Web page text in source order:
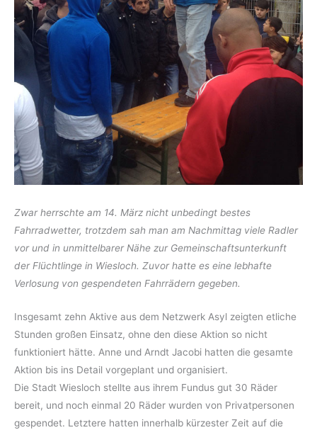
Zwar herrschte am 14. März nicht unbedingt bestes
Fahrradwetter, trotzdem sah man am Nachmittag viele Radler
vor und in unmittelbarer Nähe zur Gemeinschaftsunterkunft
der Flüchtlinge in Wiesloch. Zuvor hatte es eine lebhafte
Verlosung von gespendeten Fahrrädern gegeben.
Insgesamt zehn Aktive aus dem Netzwerk Asyl zeigten etliche
Stunden großen Einsatz, ohne den diese Aktion so nicht
funktioniert hätte. Anne und Arndt Jacobi hatten die gesamte
Aktion bis ins Detail vorgeplant und organisiert.
Die Stadt Wiesloch stellte aus ihrem Fundus gut 30 Räder
bereit, und noch einmal 20 Räder wurden von Privatpersonen
gespendet. Letztere hatten innerhalb kürzester Zeit auf die